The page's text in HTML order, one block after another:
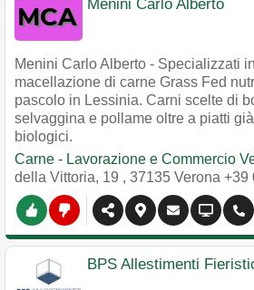
Menini Carlo Alberto
Menini Carlo Alberto - Specializzati
macellazione di carne Grass Fed
pascolo in Lessinia. Carni scelte di
selvaggina e pollame oltre a piatti
biologici.
Carne - Lavorazione e Commercio
della Vittoria, 19 , 37135 Verona +39
BPS Allestimenti